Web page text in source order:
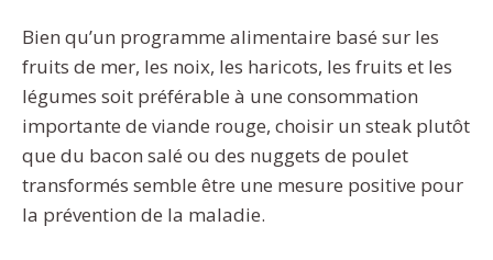
Bien qu’un programme alimentaire basé sur les
fruits de mer, les noix, les haricots, les fruits et les
légumes soit préférable à une consommation
importante de viande rouge, choisir un steak plutôt
que du bacon salé ou des nuggets de poulet
transformés semble être une mesure positive pour
la prévention de la maladie.